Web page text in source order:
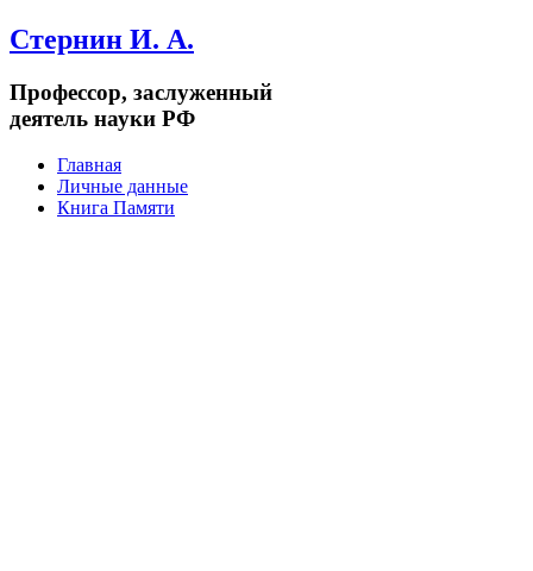
Стернин И. А.
Профессор, заслуженный
деятель науки РФ
Главная
Личные данные
Книга Памяти